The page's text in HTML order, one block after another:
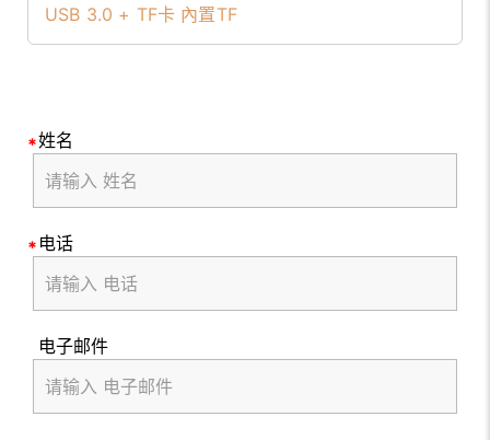
USB 3.0 + TF卡 內置TF
姓名
电话
电子邮件